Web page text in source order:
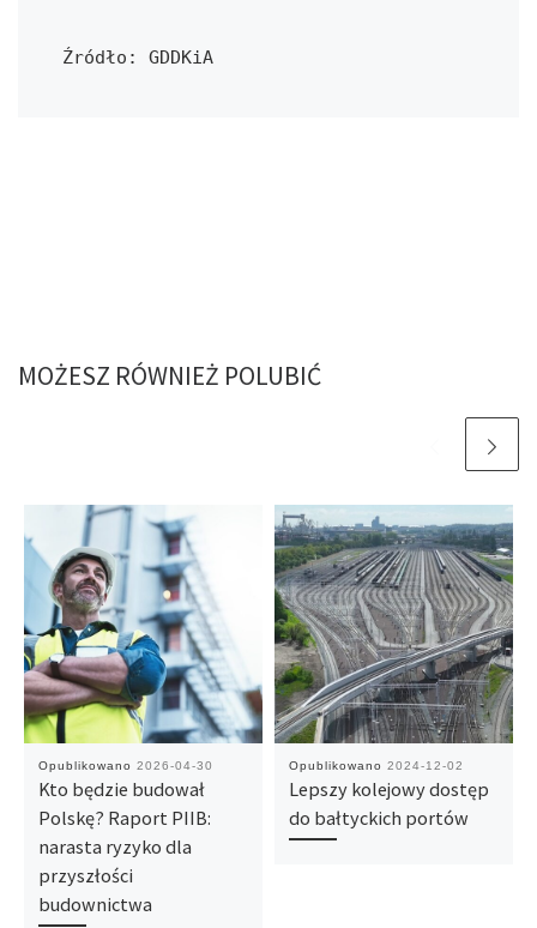
Źródło: GDDKiA
MOŻESZ RÓWNIEŻ POLUBIĆ
Opublikowano 2026-04-30
Kto będzie budował
Polskę? Raport PIIB:
narasta ryzyko dla
przyszłości
budownictwa
Opublikowano 2024-12-02
Lepszy kolejowy dostęp
do bałtyckich portów